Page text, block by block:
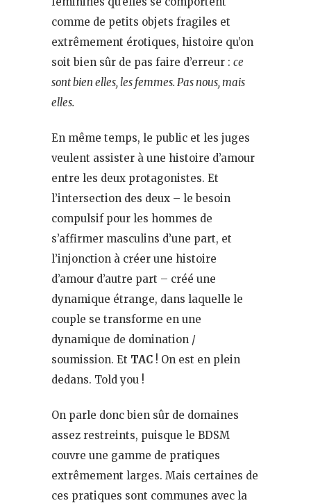
comme de petits objets fragiles et
extrêmement érotiques, histoire qu’on
soit bien sûr de pas faire d’erreur : ce
sont bien elles, les femmes. Pas nous, mais
elles.
En même temps, le public et les juges
veulent assister à une histoire d’amour
entre les deux protagonistes. Et
l’intersection des deux – le besoin
compulsif pour les hommes de
s’affirmer masculins d’une part, et
l’injonction à créer une histoire
d’amour d’autre part – créé une
dynamique étrange, dans laquelle le
couple se transforme en une
dynamique de domination /
soumission. Et TAC ! On est en plein
dedans. Told you !
On parle donc bien sûr de domaines
assez restreints, puisque le BDSM
couvre une gamme de pratiques
extrêmement larges. Mais certaines de
ces pratiques sont communes avec la